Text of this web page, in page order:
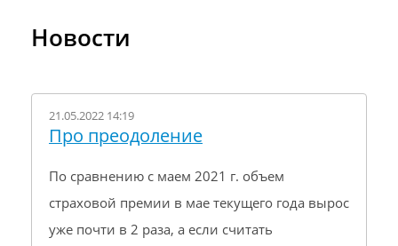
Новости
21.05.2022 14:19
Про преодоление
По сравнению с маем 2021 г. объем
страховой премии в мае текущего года вырос
уже почти в 2 раза, а если считать